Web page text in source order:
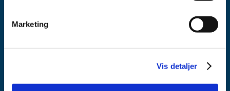
Marketing
Vis detaljer
Axel Heides Gade 1